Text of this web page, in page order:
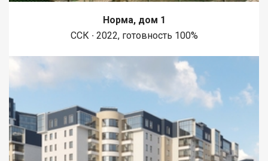
Норма, дом 1
ССК ∙ 2022, готовность 100%